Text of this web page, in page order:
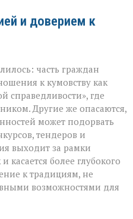
и доверием к
часть граждан
к кумовству как
справедливости», где
Другие же опасаются,
может подорвать
тендеров и
выходит за рамки
более глубокого
к традициям, не
возможностями для